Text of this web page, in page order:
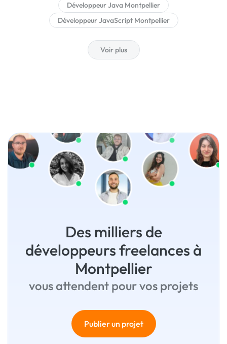
Développeur Java Montpellier
Développeur JavaScript Montpellier
Voir plus
Des milliers de
développeurs freelances à
Montpellier
vous attendent pour vos projets
Publier un projet